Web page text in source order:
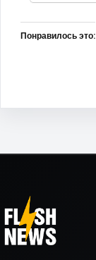
Понравилось это: